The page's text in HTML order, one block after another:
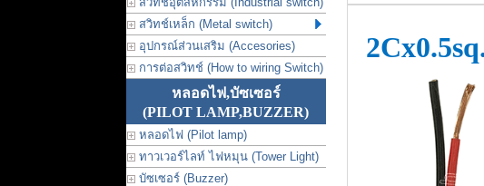
สวิทช์เหล็ก (Metal switch)
อุปกรณ์ส่วนเสริม (Accesories)
การต่อสวิทช์ (How to wiring Switch)
หลอดไฟ,บัซเซอร์
(PILOT LAMP,BUZZER)
หลอดไฟ (Pilot lamp)
ทาวเวอร์ไลท์ ไฟหมุน (Tower Light)
บัซเซอร์ (Buzzer)